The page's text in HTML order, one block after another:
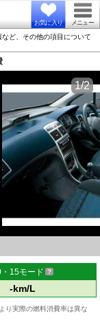
お気に入り メニュー
ど、その他の項目について
1/2
・15モード
-km/L
り実際の燃料消費率は異な